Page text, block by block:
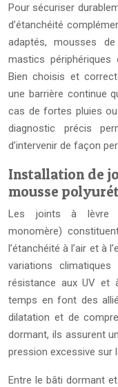
Pour sécuriser
d’étanchéité
adaptés, mousses
mastics
Bien choisis et
une barrière continue
cas de fortes pluies
diagnostic précis
d’intervenir de façon
Installation de
mousse
Les joints à lèvre
monomère)
l’étanchéité à l’air et à
variations
résistance aux UV et
temps en font des
dilatation et de
dormant, ils assurent
pression excessive sur
Entre le bâti dormant